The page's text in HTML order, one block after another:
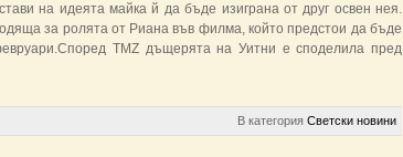
на идеята майка й да бъде изиграна от друг освен нея.
за ролята от Риана във филма, който предстои да бъде
TMZ дъщерята на Уитни е споделила пред
В категория Светски новини